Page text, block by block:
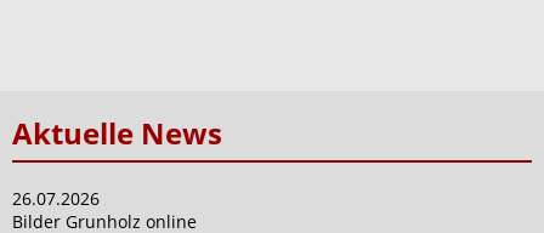
Aktuelle News
26.07.2026
Bilder Grunholz online